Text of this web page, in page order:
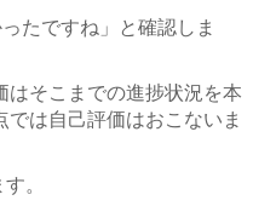
たですね」と確認しま
はそこまでの進捗状況を本
は自己評価はおこないま
。